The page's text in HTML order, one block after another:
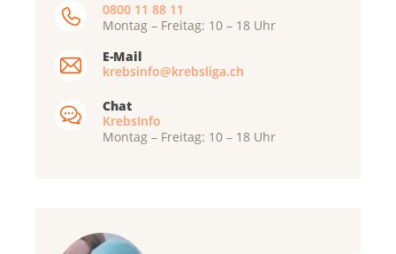
0800 11 88 11
Montag – Freitag: 10 – 18 Uhr
E-Mail
krebsinfo@krebsliga.ch
Chat
KrebsInfo
Montag – Freitag: 10 – 18 Uhr